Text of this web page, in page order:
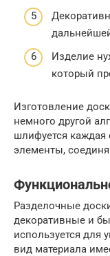
Изделие
который
Изготовление
немного другой
шлифуется каждая
элементы,
Разделочные
декоративные и
используется для
вид материала